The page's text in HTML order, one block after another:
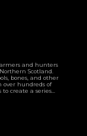
and hunters
Scotland.
bones, and other
over hundreds of
create a series...